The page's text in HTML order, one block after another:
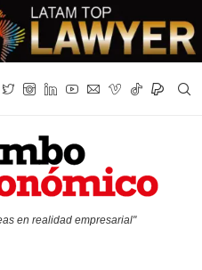
en realidad empresarial"